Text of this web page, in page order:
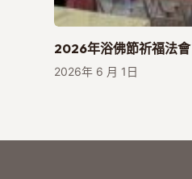
2026年浴佛節祈福法會
2026年 6 月 1日